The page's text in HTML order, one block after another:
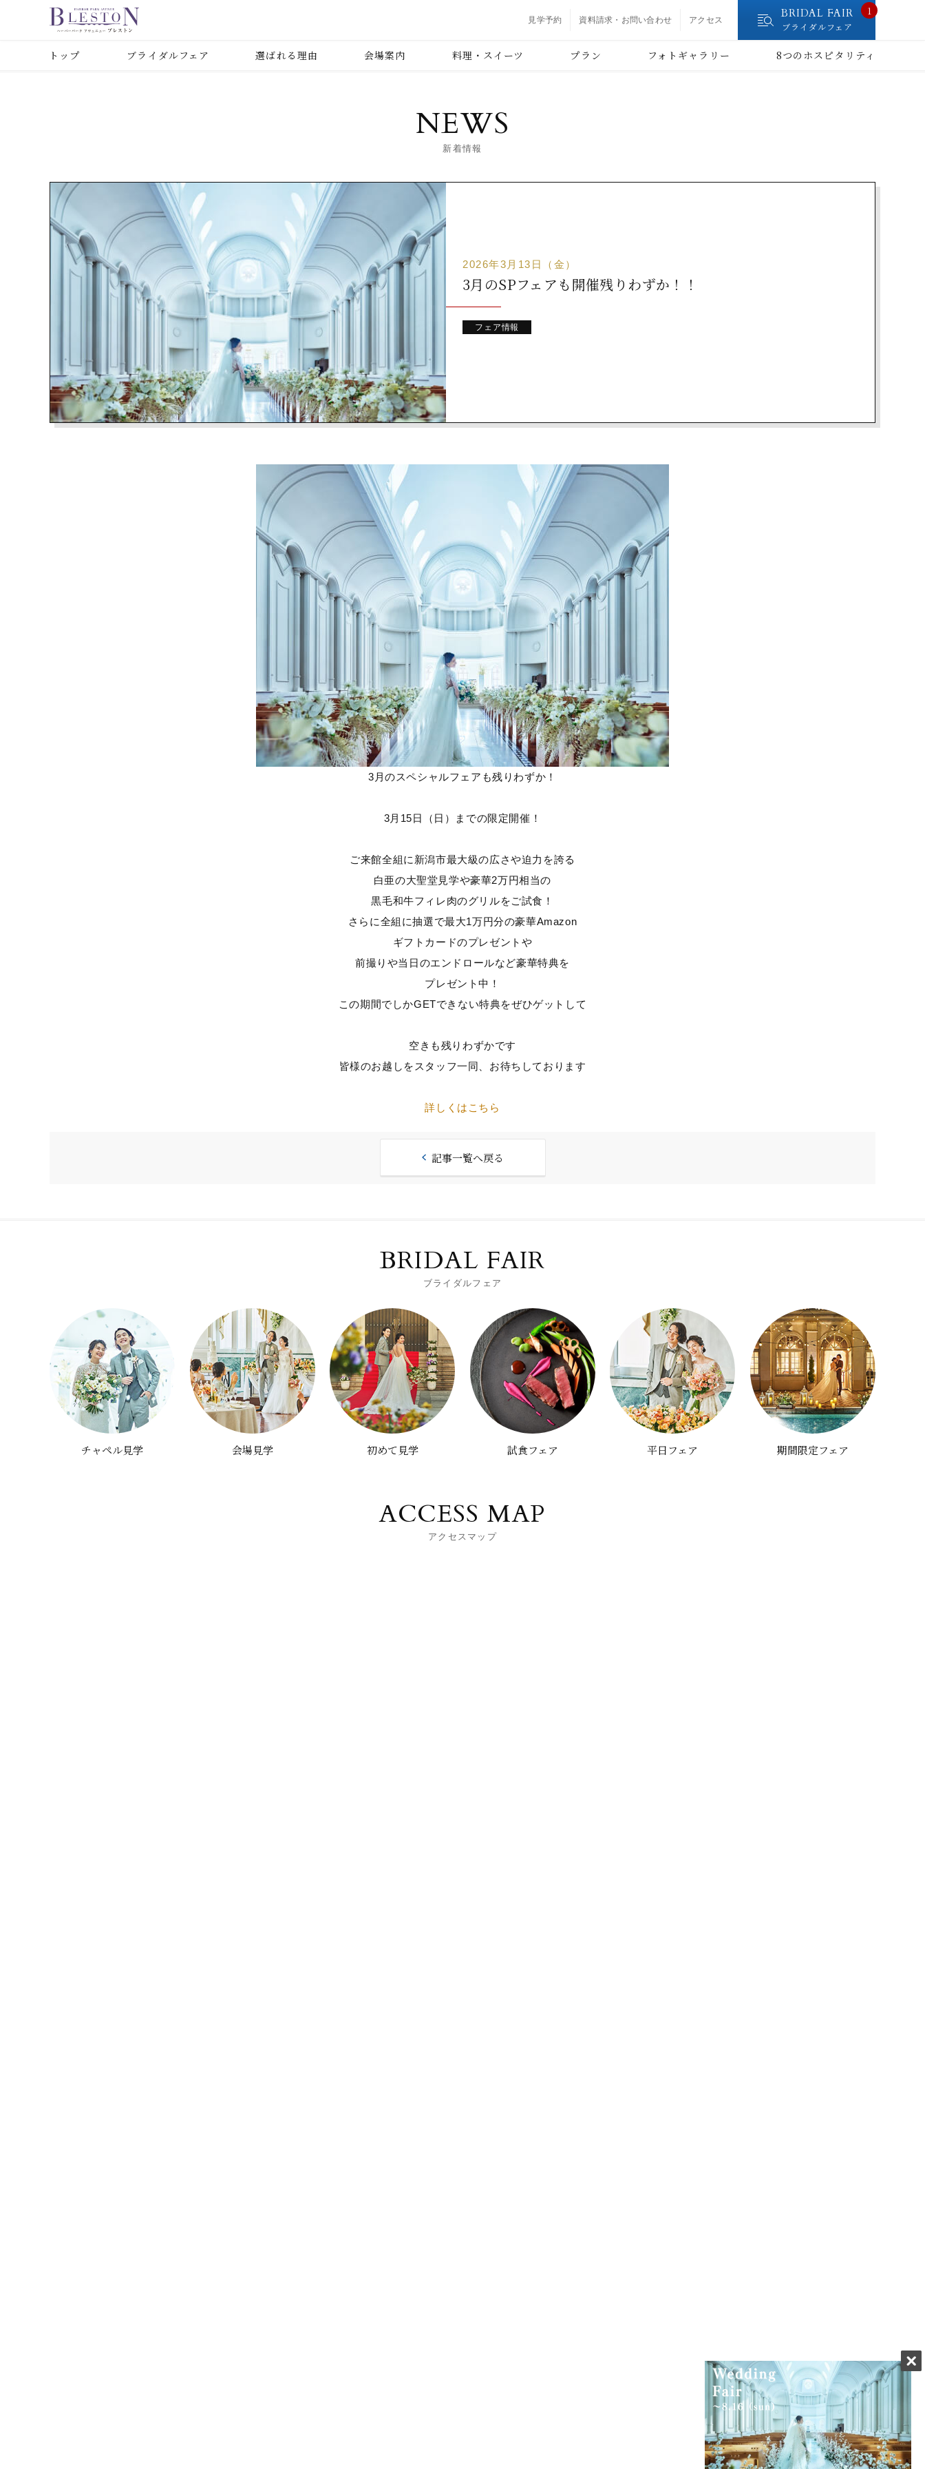
見学予約 資料請求・お問い合わせ アクセス BRIDAL FAIR
ブライダルフェア
1
トップ ブライダルフェア 選ばれる理由 会場案内 料理・スイーツ プラン フォトギャラリー 8つのホスピタリティ
NEWS
新着情報
2026年3月13日（金）
3月のSPフェアも開催残りわずか！！
フェア情報
3月のスペシャルフェアも残りわずか！
3月15日（日）までの限定開催！
ご来館全組に新潟市最大級の広さや迫力を誇る
白亜の大聖堂見学や豪華2万円相当の
黒毛和牛フィレ肉のグリルをご試食！
さらに全組に抽選で最大1万円分の豪華Amazon
ギフトカードのプレゼントや
前撮りや当日のエンドロールなど豪華特典を
プレゼント中！
この期間でしかGETできない特典をぜひゲットして
空きも残りわずかです
皆様のお越しをスタッフ一同、お待ちしております
詳しくはこちら
記事一覧へ戻る
BRIDAL FAIR
ブライダルフェア
チャペル見学 会場見学 初めて見学 試食フェア 平日フェア 期間限定フェア
ACCESS MAP
アクセスマップ